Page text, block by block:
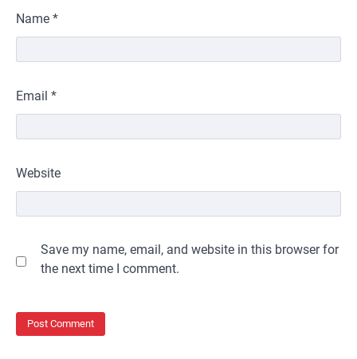
Name *
Email *
Website
Save my name, email, and website in this browser for
the next time I comment.